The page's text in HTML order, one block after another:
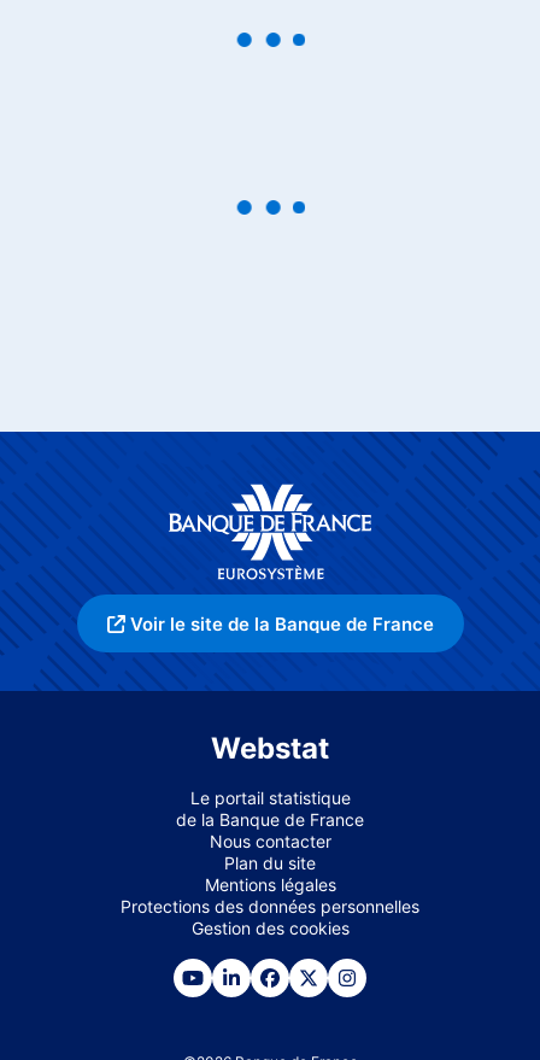
Voir le site de la Banque de France
Webstat
Le portail statistique
de la Banque de France
Nous contacter
Plan du site
Mentions légales
Protections des données personnelles
Gestion des cookies